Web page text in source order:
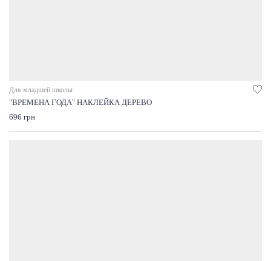
Для младшей школы
"ВРЕМЕНА ГОДА" НАКЛЕЙКА ДЕРЕВО
696 грн